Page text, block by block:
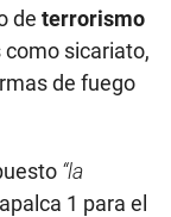
de terrorismo
sicariato,
de fuego
“la
1 para el